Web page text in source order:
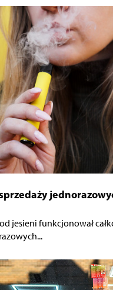
jesieni funkcjonował